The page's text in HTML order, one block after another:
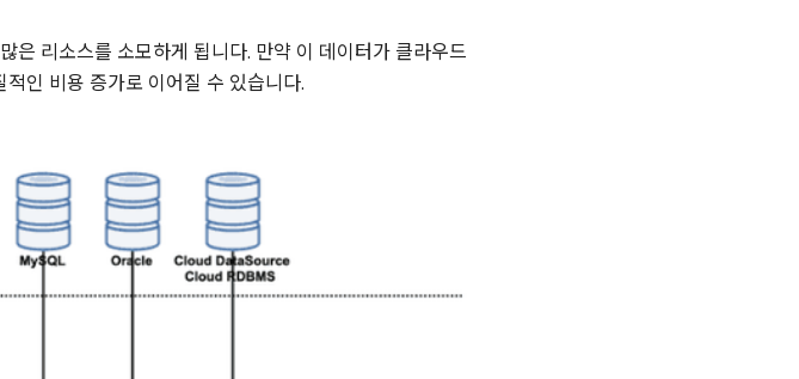
은 리소스를 소모하게 됩니다. 만약 이 데이터가 클라우드
인 비용 증가로 이어질 수 있습니다.